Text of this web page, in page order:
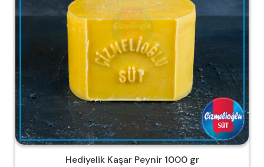
Hediyelik Kaşar Peynir 1000 gr